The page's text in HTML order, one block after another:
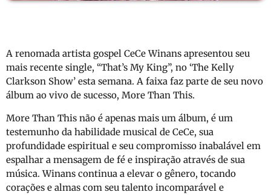
A renomada artista gospel CeCe Winans apresentou seu
mais recente single, “That’s My King”, no ‘The Kelly
Clarkson Show’ esta semana. A faixa faz parte de seu novo
álbum ao vivo de sucesso, More Than This.
More Than This não é apenas mais um álbum, é um
testemunho da habilidade musical de CeCe, sua
profundidade espiritual e seu compromisso inabalável em
espalhar a mensagem de fé e inspiração através de sua
música. Winans continua a elevar o gênero, tocando
corações e almas com seu talento incomparável e